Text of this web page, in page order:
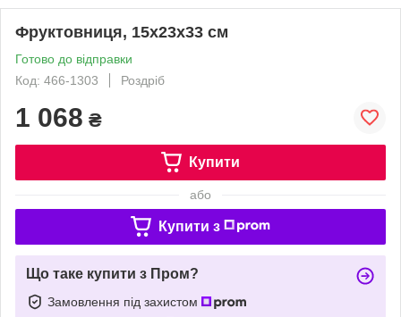
Фруктовниця, 15х23х33 см
Готово до відправки
Код: 466-1303
Роздріб
1 068 ₴
Купити
або
Купити з
Що таке купити з Пром?
Замовлення під захистом